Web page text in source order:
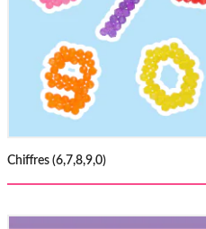
Chiffres (6,7,8,9,0)